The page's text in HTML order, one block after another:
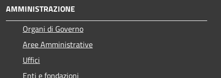
AMMINISTRAZIONE
Organi di Governo
Aree Amministrative
Uffici
Enti e fondazioni